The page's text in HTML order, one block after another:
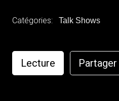
Catégories: Talk Shows
Lecture Partager